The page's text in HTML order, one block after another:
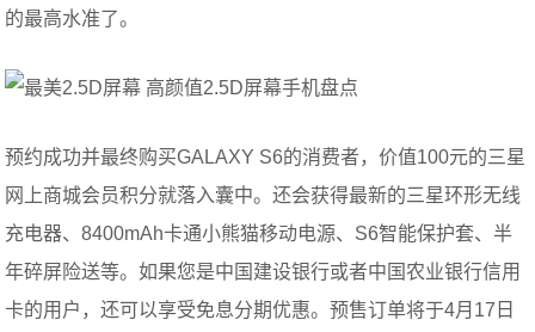
的最高水准了。
预约成功并最终购买GALAXY S6的消费者，价值100元的三星
网上商城会员积分就落入囊中。还会获得最新的三星环形无线
充电器、8400mAh卡通小熊猫移动电源、S6智能保护套、半
年碎屏险送等。如果您是中国建设银行或者中国农业银行信用
卡的用户，还可以享受免息分期优惠。预售订单将于4月17日